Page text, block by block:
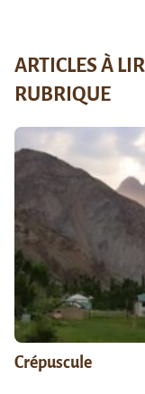
ARTICLES À
RUBRIQUE
Crépuscule